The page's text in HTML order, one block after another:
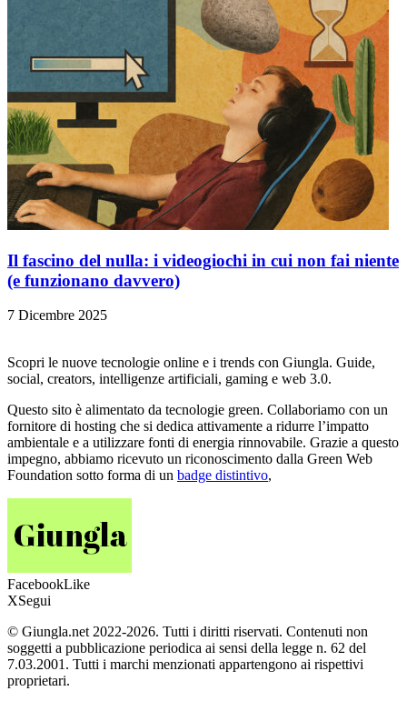
Il fascino del nulla: i videogiochi in cui non fai niente
(e funzionano davvero)
7 Dicembre 2025
Scopri le nuove tecnologie online e i trends con Giungla. Guide,
social, creators, intelligenze artificiali, gaming e web 3.0.
Questo sito è alimentato da tecnologie green. Collaboriamo con un
fornitore di hosting che si dedica attivamente a ridurre l’impatto
ambientale e a utilizzare fonti di energia rinnovabile. Grazie a questo
impegno, abbiamo ricevuto un riconoscimento dalla Green Web
Foundation sotto forma di un badge distintivo,
FacebookLike
XSegui
© Giungla.net 2022-2026. Tutti i diritti riservati. Contenuti non
soggetti a pubblicazione periodica ai sensi della legge n. 62 del
7.03.2001. Tutti i marchi menzionati appartengono ai rispettivi
proprietari.